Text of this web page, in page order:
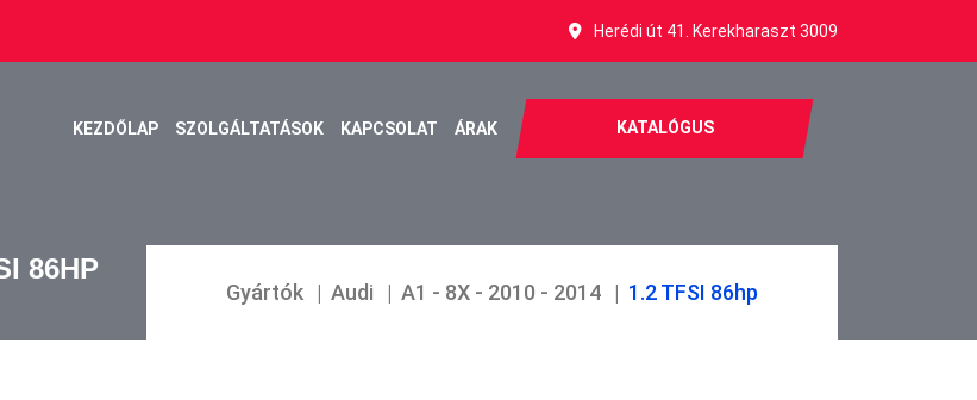
Herédi út 41. Kerekharaszt 3009
KEZDŐLAP SZOLGÁLTATÁSOK KAPCSOLAT ÁRAK KATALÓGUS
86HP
Gyártók Audi A1 - 8X - 2010 - 2014 1.2 TFSI 86hp